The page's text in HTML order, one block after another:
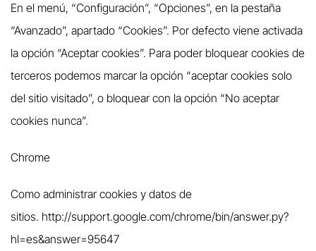
En el menú, “Configuración”, “Opciones”, en la pestaña
“Avanzado”, apartado “Cookies”. Por defecto viene activada
la opción “Aceptar cookies”. Para poder bloquear cookies de
terceros podemos marcar la opción “aceptar cookies solo
del sitio visitado”, o bloquear con la opción “No aceptar
cookies nunca”.
Chrome
Como administrar cookies y datos de
sitios. http://support.google.com/chrome/bin/answer.py?
hl=es&answer=95647